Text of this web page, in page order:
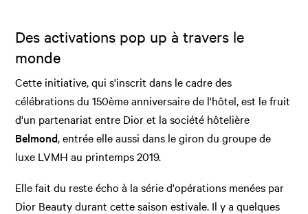
Des activations pop up à travers le
monde
Cette initiative, qui s'inscrit dans le cadre des
célébrations du 150ème anniversaire de l'hôtel, est le fruit
d'un partenariat entre Dior et la société hôtelière
Belmond, entrée elle aussi dans le giron du groupe de
luxe LVMH au printemps 2019.
Elle fait du reste écho à la série d'opérations menées par
Dior Beauty durant cette saison estivale. Il y a quelques